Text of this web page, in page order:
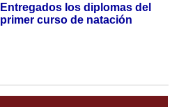
Entregados los diplomas del
primer curso de natación